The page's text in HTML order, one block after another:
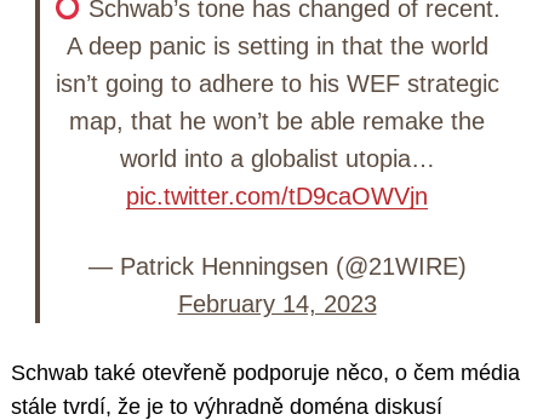
Schwab’s tone has changed of recent.
A deep panic is setting in that the world
isn’t going to adhere to his WEF strategic
map, that he won’t be able remake the
world into a globalist utopia…
pic.twitter.com/tD9caOWVjn
— Patrick Henningsen (@21WIRE)
February 14, 2023
Schwab také otevřeně podporuje něco, o čem média
stále tvrdí, že je to výhradně doména diskusí